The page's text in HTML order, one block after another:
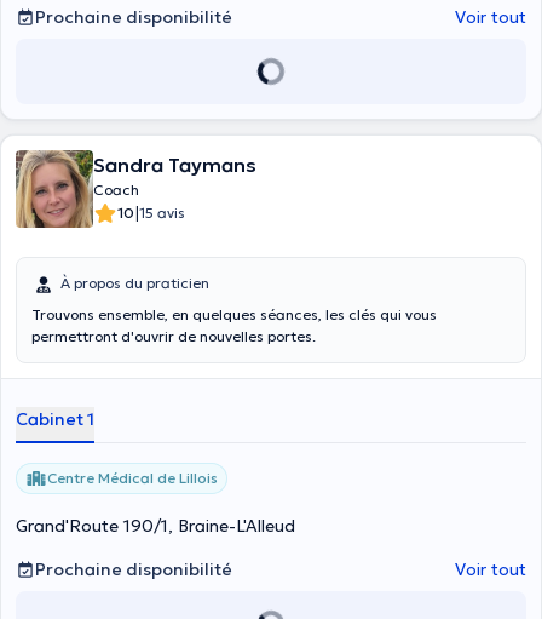
Prochaine disponibilité
Voir tout
Sandra Taymans
Coach
10|15 avis
À propos du praticien
Trouvons ensemble, en quelques séances, les clés qui vous
permettront d'ouvrir de nouvelles portes.
Cabinet 1
Centre Médical de Lillois
Grand'Route 190/1, Braine-L'Alleud
Prochaine disponibilité
Voir tout